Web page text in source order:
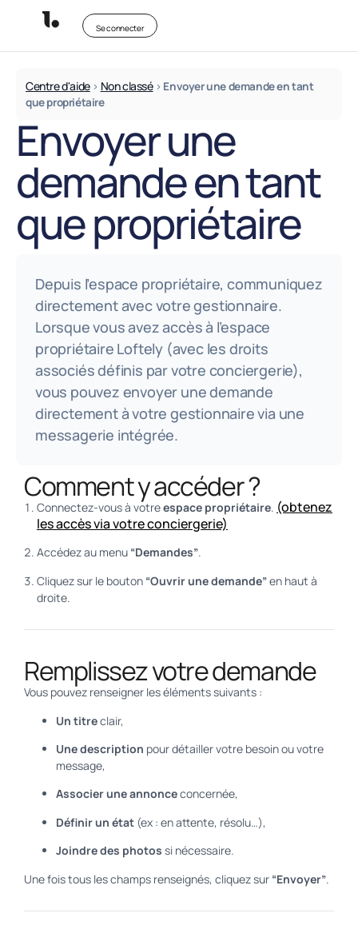
Se connecter
Centre d'aide> Non classé> Envoyer une demande en tant
que propriétaire
Envoyer une
demande en tant
que propriétaire
Depuis l’espace propriétaire, communiquez
directement avec votre gestionnaire.
Lorsque vous avez accès à l’espace
propriétaire Loftely (avec les droits
associés définis par votre conciergerie),
vous pouvez envoyer une demande
directement à votre gestionnaire via une
messagerie intégrée.
Comment y accéder ?
Connectez-vous à votreespace propriétaire. (obtenez
les accès via votre conciergerie)
Accédez au menu “Demandes”.
Cliquez sur le bouton “Ouvrir une demande”en haut à
droite.
Remplissez votre demande
Vous pouvez renseigner les éléments suivants :
Un titreclair,
Une description pour détailler votre besoin ou votre
message,
Associer une annonceconcernée,
Définir un état (ex : en attente, résolu…),
Joindre des photos si nécessaire.
Une fois tous les champs renseignés, cliquez sur “Envoyer”.